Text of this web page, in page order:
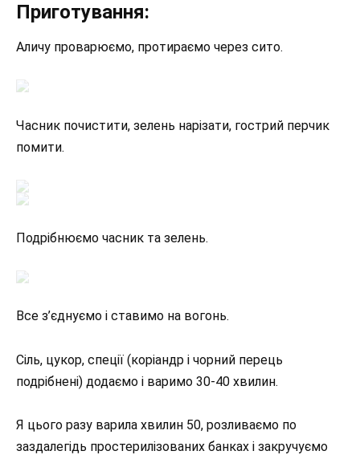
Приготування:
Аличу проварюємо, протираємо через сито.
Часник почистити, зелень нарізати, гострий перчик
помити.
Подрібнюємо часник та зелень.
Все з’єднуємо і ставимо на вогонь.
Сіль, цукор, спеції (коріандр і чорний перець
подрібнені) додаємо і варимо 30-40 хвилин.
Я цього разу варила хвилин 50, розливаємо по
заздалегідь простерилізованих банках і закручуємо